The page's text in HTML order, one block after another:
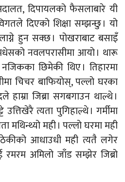
दिपायलको फैसलाबारे यी
दिएको शिक्षा सम्झन्छु । यो
हुन सक्छ । पोखराबाट बसाइँ
मधेसको नवलपरासीमा आयो । थारू
छिमेकी थिए । तिहारमा
चिचर बाफियोस्, पल्लो घरका
हाम्रा जिब्रा सगबगाउन थाल्थे ।
त्यता पुगिहाल्थे । गर्मीमा
मथिन्थ्यो मही । पल्लो घरमा मही
ठेकीको आधाउधी मही त्यतै लगेर
रमरम अमिलो जाँड सम्झेर जिब्रो